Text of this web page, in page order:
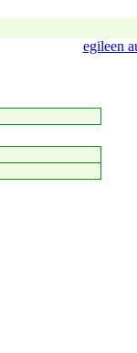
egileen